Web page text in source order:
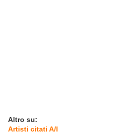
Altro su:
Artisti citati A/I